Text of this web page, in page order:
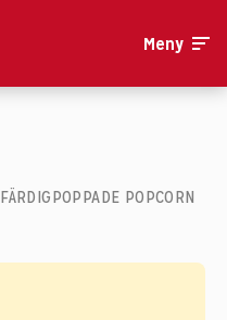
Meny
FÄRDIGPOPPADE POPCORN